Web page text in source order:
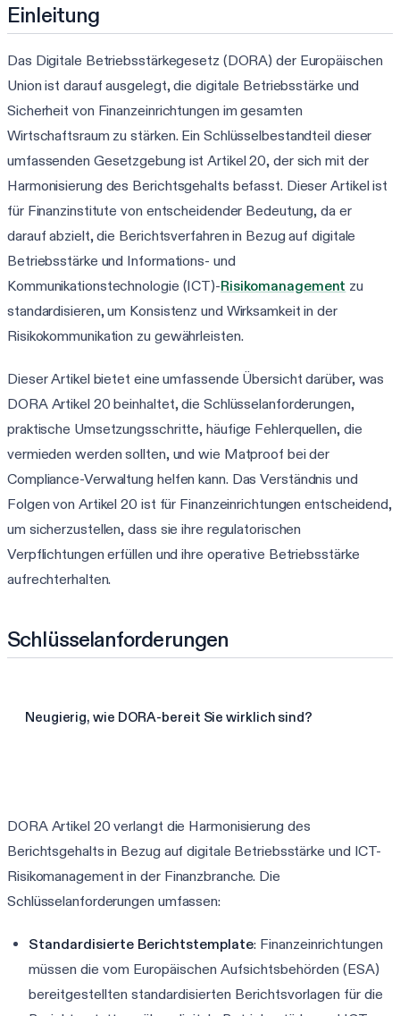
Einleitung
Das Digitale Betriebsstärkegesetz (DORA) der Europäischen
Union ist darauf ausgelegt, die digitale Betriebsstärke und
Sicherheit von Finanzeinrichtungen im gesamten
Wirtschaftsraum zu stärken. Ein Schlüsselbestandteil dieser
umfassenden Gesetzgebung ist Artikel 20, der sich mit der
Harmonisierung des Berichtsgehalts befasst. Dieser Artikel ist
für Finanzinstitute von entscheidender Bedeutung, da er
darauf abzielt, die Berichtsverfahren in Bezug auf digitale
Betriebsstärke und Informations- und
Kommunikationstechnologie (ICT)-Risikomanagement zu
standardisieren, um Konsistenz und Wirksamkeit in der
Risikokommunikation zu gewährleisten.
Dieser Artikel bietet eine umfassende Übersicht darüber, was
DORA Artikel 20 beinhaltet, die Schlüsselanforderungen,
praktische Umsetzungsschritte, häufige Fehlerquellen, die
vermieden werden sollten, und wie Matproof bei der
Compliance-Verwaltung helfen kann. Das Verständnis und
Folgen von Artikel 20 ist für Finanzeinrichtungen entscheidend,
um sicherzustellen, dass sie ihre regulatorischen
Verpflichtungen erfüllen und ihre operative Betriebsstärke
aufrechterhalten.
Schlüsselanforderungen
Neugierig, wie DORA-bereit Sie wirklich sind?
DORA Artikel 20 verlangt die Harmonisierung des
Berichtsgehalts in Bezug auf digitale Betriebsstärke und ICT-
Risikomanagement in der Finanzbranche. Die
Schlüsselanforderungen umfassen:
Standardisierte Berichtstemplate: Finanzeinrichtungen
müssen die vom Europäischen Aufsichtsbehörden (ESA)
bereitgestellten standardisierten Berichtsvorlagen für die